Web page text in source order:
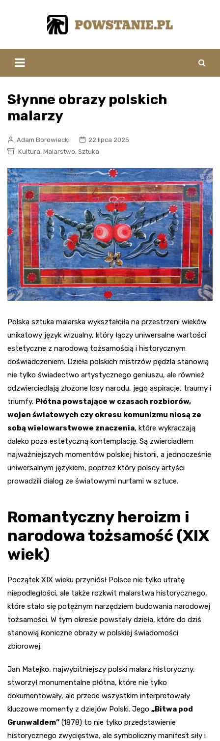
Słynne obrazy polskich
malarzy
Adam Borowiecki
22 lipca 2025
Kultura, Malarstwo, Sztuka
Polska sztuka malarska wykształciła na przestrzeni wieków
unikatowy język wizualny, który łączy uniwersalne wartości
estetyczne z narodową tożsamością i historycznym
doświadczeniem. Dzieła polskich mistrzów pędzla stanowią
nie tylko świadectwo artystycznego geniuszu, ale również
odzwierciedlają złożone losy narodu, jego aspiracje, traumy i
triumfy. Płótna powstające w czasach rozbiorów,
wojen światowych czy okresu komunizmu niosą ze
sobą wielowarstwowe znaczenia, które wykraczają
daleko poza estetyczną kontemplację. Są zwierciadłem
najważniejszych momentów polskiej historii, a jednocześnie
uniwersalnym językiem, poprzez który polscy artyści
prowadzili dialog ze światowymi nurtami w sztuce.
Romantyczny heroizm i
narodowa tożsamość (XIX
wiek)
Początek XIX wieku przyniósł Polsce nie tylko utratę
niepodległości, ale także rozkwit malarstwa historycznego,
które stało się potężnym narzędziem budowania narodowej
tożsamości. W tym okresie powstały dzieła, które do dziś
stanowią ikoniczne obrazy w polskiej świadomości
zbiorowej.
Jan Matejko, najwybitniejszy polski malarz historyczny,
stworzył monumentalne płótna, które nie tylko
dokumentowały, ale przede wszystkim interpretowały
kluczowe momenty z dziejów Polski. Jego „Bitwa pod
Grunwaldem” (1878) to nie tylko przedstawienie
historycznego zwycięstwa, ale symboliczny manifest siły i